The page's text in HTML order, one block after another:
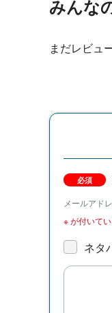
みんな
まだレビュ
必須
メールアド
※が付いて
ネタ